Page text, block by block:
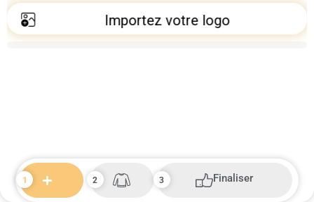
Finaliser
Importez votre logo